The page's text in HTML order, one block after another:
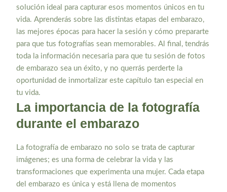
solución ideal para capturar esos momentos únicos en tu
vida. Aprenderás sobre las distintas etapas del embarazo,
las mejores épocas para hacer la sesión y cómo prepararte
para que tus fotografías sean memorables. Al final, tendrás
toda la información necesaria para que tu sesión de fotos
de embarazo sea un éxito, y no querrás perderte la
oportunidad de inmortalizar este capítulo tan especial en
tu vida.
La importancia de la fotografía
durante el embarazo
La fotografía de embarazo no solo se trata de capturar
imágenes; es una forma de celebrar la vida y las
transformaciones que experimenta una mujer. Cada etapa
del embarazo es única y está llena de momentos